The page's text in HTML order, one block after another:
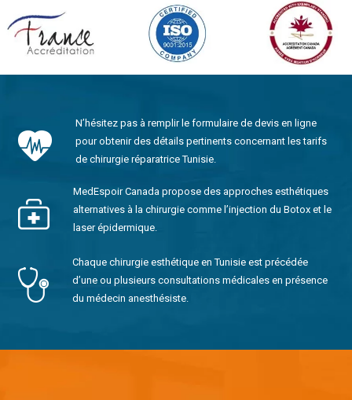
N’hésitez pas à remplir le formulaire de devis en ligne
pour obtenir des détails pertinents concernant les tarifs
de chirurgie réparatrice Tunisie.
MedEspoir Canada propose des approches esthétiques
alternatives à la chirurgie comme l’injection du Botox et le
laser épidermique.
Chaque chirurgie esthétique en Tunisie est précédée
d’une ou plusieurs consultations médicales en présence
du médecin anesthésiste.